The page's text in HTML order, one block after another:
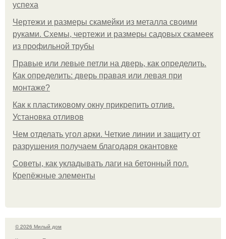
успеха
Чертежи и размеры скамейки из металла своими
руками. Схемы, чертежи и размеры садовых скамеек
из профильной трубы
Правые или левые петли на дверь, как определить.
Как определить: дверь правая или левая при
монтаже?
Как к пластиковому окну прикрепить отлив.
Установка отливов
Чем отделать угол арки. Четкие линии и защиту от
разрушения получаем благодаря окантовке
Советы, как укладывать лаги на бетонный пол.
Крепёжные элементы
© 2026 Милый дом